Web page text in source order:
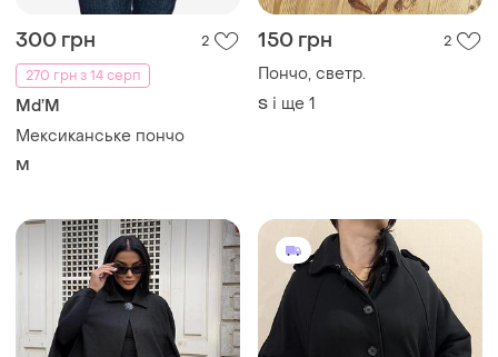
300 грн
2
270 грн з 14 серп
Md’M
Мексиканське пончо
M
150 грн 2
Пончо, светр.
S і ще 1